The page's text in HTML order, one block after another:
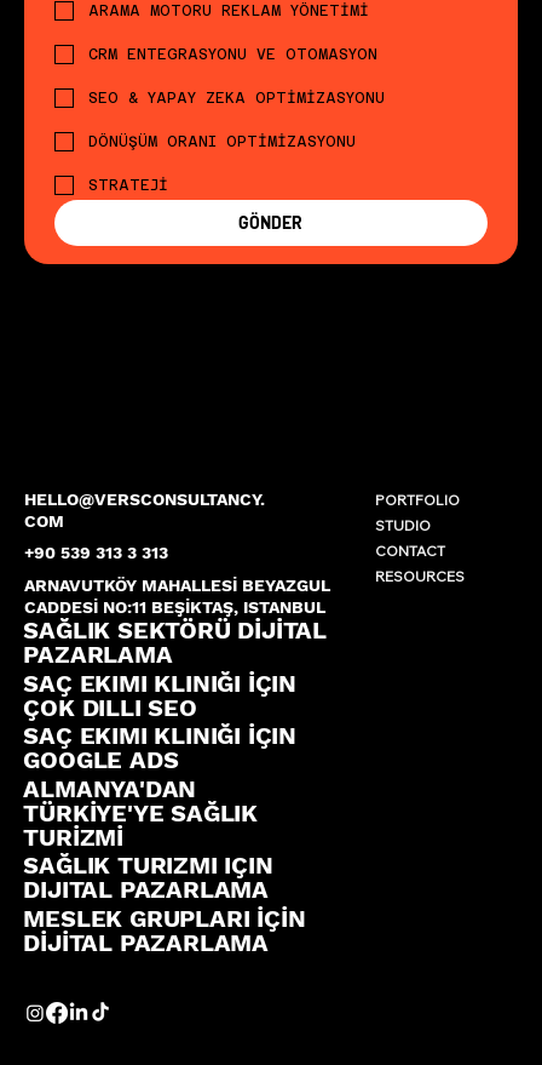
HELLO@VERSCONSULTANCY.
COM
+90 539 313 3 313
ARNAVUTKÖY MAHALLESİ BEYAZGUL
CADDESİ NO:11 BEŞİKTAŞ, ISTANBUL
SAĞLIK SEKTÖRÜ DİJİTAL
PAZARLAMA
SAÇ EKIMI KLINIĞI İÇIN
ÇOK DILLI SEO
SAÇ EKIMI KLINIĞI İÇIN
GOOGLE ADS
ALMANYA'DAN
TÜRKİYE'YE SAĞLIK
TURİZMİ
SAĞLIK TURIZMI IÇIN
DIJITAL PAZARLAMA
MESLEK GRUPLARI İÇİN
DİJİTAL PAZARLAMA
PORTFOLIO
STUDIO
CONTACT
RESOURCES
ARAMA MOTORU REKLAM YÖNETİMİ
CRM ENTEGRASYONU VE OTOMASYON
SEO & YAPAY ZEKA OPTİMİZASYONU
DÖNÜŞÜM ORANI OPTİMİZASYONU
STRATEJİ
GÖNDER